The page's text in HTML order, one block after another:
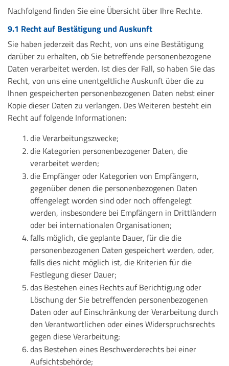
Nachfolgend finden Sie eine Übersicht über Ihre Rechte.
9.1 Recht auf Bestätigung und Auskunft
Sie haben jederzeit das Recht, von uns eine Bestätigung
darüber zu erhalten, ob Sie betreffende personenbezogene
Daten verarbeitet werden. Ist dies der Fall, so haben Sie das
Recht, von uns eine unentgeltliche Auskunft über die zu
Ihnen gespeicherten personenbezogenen Daten nebst einer
Kopie dieser Daten zu verlangen. Des Weiteren besteht ein
Recht auf folgende Informationen:
die Verarbeitungszwecke;
die Kategorien personenbezogener Daten, die
verarbeitet werden;
die Empfänger oder Kategorien von Empfängern,
gegenüber denen die personenbezogenen Daten
offengelegt worden sind oder noch offengelegt
werden, insbesondere bei Empfängern in Drittländern
oder bei internationalen Organisationen;
falls möglich, die geplante Dauer, für die die
personenbezogenen Daten gespeichert werden, oder,
falls dies nicht möglich ist, die Kriterien für die
Festlegung dieser Dauer;
das Bestehen eines Rechts auf Berichtigung oder
Löschung der Sie betreffenden personenbezogenen
Daten oder auf Einschränkung der Verarbeitung durch
den Verantwortlichen oder eines Widerspruchsrechts
gegen diese Verarbeitung;
das Bestehen eines Beschwerderechts bei einer
Aufsichtsbehörde;